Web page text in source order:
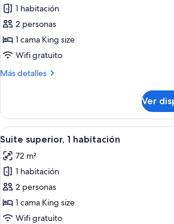
fotos
de
Habitación
Grand,
cama
1 habitación
2 personas
1 cama King size
Wifi gratuito
Más detalles
Más
Grand,
cama
size
Ver
Ver
todas
las
fotos
de
Suite
superior,
Una
5
Suite superior, 1 habitación
72 m²
1 habitación
2 personas
1 cama King size
Wifi gratuito